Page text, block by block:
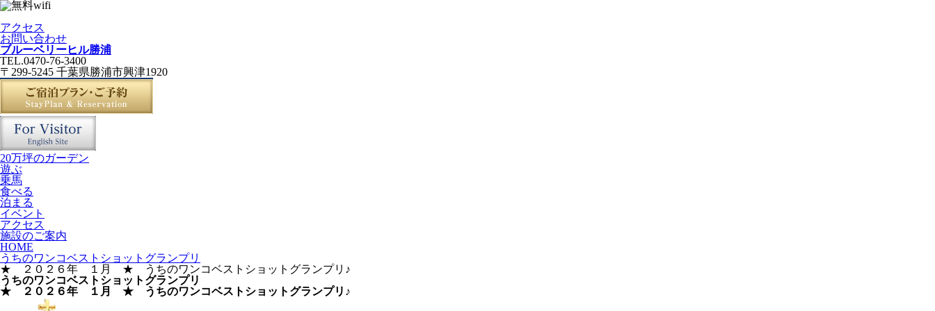
アクセス
お問い合わせ
ブルーベリーヒル勝浦
TEL.0470-76-3400
〒299-5245 千葉県勝浦市興津1920
20万坪のガーデン
遊ぶ
乗馬
食べる
泊まる
イベント
アクセス
施設のご案内
HOME
うちのワンコベストショットグランプリ
★ ２０２６年 １月 ★ うちのワンコベストショットグランプリ♪
うちのワンコベストショットグランプリ
★ ２０２６年 １月 ★ うちのワンコベストショットグランプリ♪